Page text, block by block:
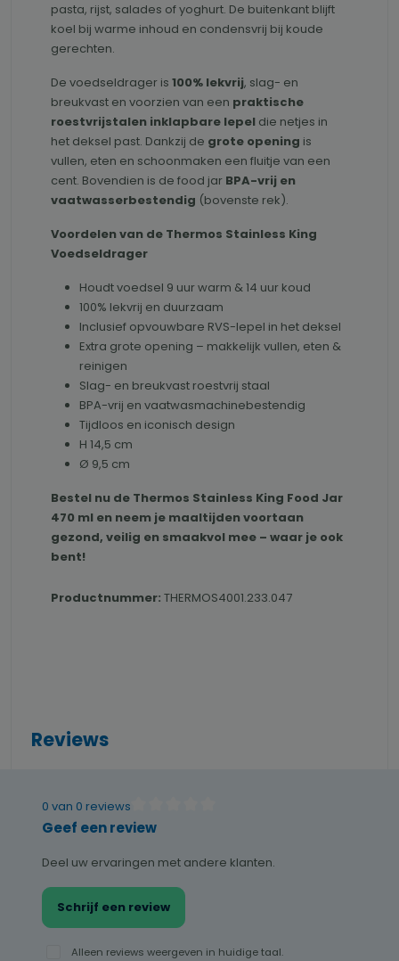
pasta, rijst, salades of yoghurt. De buitenkant blijft
koel bij warme inhoud en condensvrij bij koude
gerechten.
De voedseldrager is 100% lekvrij, slag- en
breukvast en voorzien van een praktische
roestvrijstalen inklapbare lepel die netjes in
het deksel past. Dankzij de grote opening is
vullen, eten en schoonmaken een fluitje van een
cent. Bovendien is de food jar BPA-vrij en
vaatwasserbestendig (bovenste rek).
Voordelen van de Thermos Stainless King
Voedseldrager
Houdt voedsel 9 uur warm & 14 uur koud
100% lekvrij en duurzaam
Inclusief opvouwbare RVS-lepel in het deksel
Extra grote opening – makkelijk vullen, eten &
reinigen
Slag- en breukvast roestvrij staal
BPA-vrij en vaatwasmachinebestendig
Tijdloos en iconisch design
H 14,5 cm
Ø 9,5 cm
Bestel nu de Thermos Stainless King Food Jar
470 ml en neem je maaltijden voortaan
gezond, veilig en smaakvol mee – waar je ook
bent!
Productnummer: THERMOS4001.233.047
Reviews
0 van 0 reviews
Gemiddelde waardering van 0 van 5 sterren
Geef een review
Deel uw ervaringen met andere klanten.
Schrijf een review
Alleen reviews weergeven in huidige taal.